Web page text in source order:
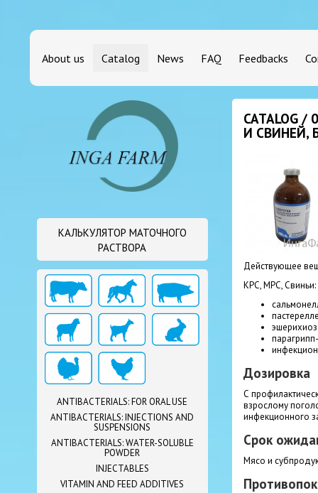
About us Catalog News FAQ Feedbacks
КАЛЬКУЛЯТОР МАТОЧНОГО
РАСТВОРА
ANTIBACTERIALS: FOR ORAL USE
ANTIBACTERIALS: INJECTIONS AND
SUSPENSIONS
ANTIBACTERIALS: WATER-SOLUBLE
POWDER
INJECTABLES
VITAMIN AND FEED ADDITIVES
CATALOG
И СВИНЕЙ,
Действующее
КРС, МРС, Свиньи:
эшерихиоз
Дозировка
С
взрослому
инфекционного
Срок
Мясо и